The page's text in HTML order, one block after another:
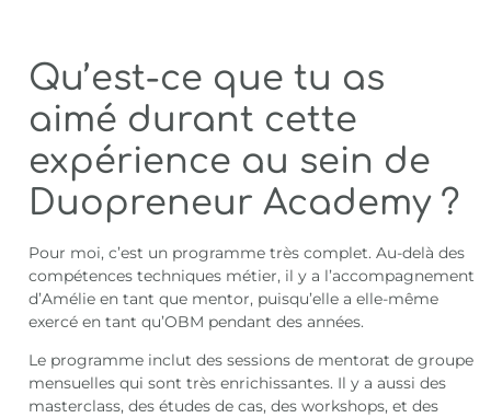
Qu’est-ce que tu as
aimé durant cette
expérience au sein de
Duopreneur Academy ?
Pour moi, c’est un programme très complet. Au-delà des
compétences techniques métier, il y a l’accompagnement
d’Amélie en tant que mentor, puisqu’elle a elle-même
exercé en tant qu’OBM pendant des années.
Le programme inclut des sessions de mentorat de groupe
mensuelles qui sont très enrichissantes. Il y a aussi des
masterclass, des études de cas, des workshops, et des